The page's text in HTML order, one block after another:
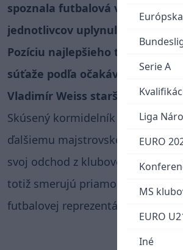
Serie A
Liga
EURO
MS
EURO
Iné
spoznala futbalová verejnosť
jednotlivcov uplynulej sezóny
Pozíciu najlepšieho trénera
súťaže podľa očakávaní opäť
Vladimír Weiss starší.
Skúsený kormidelník doviedol
ďalšiemu majstrovskému titulu a
svoj odchod z klubovej scény.
totiž smerujú priamo na lavičku
futbalovej reprezentácie.